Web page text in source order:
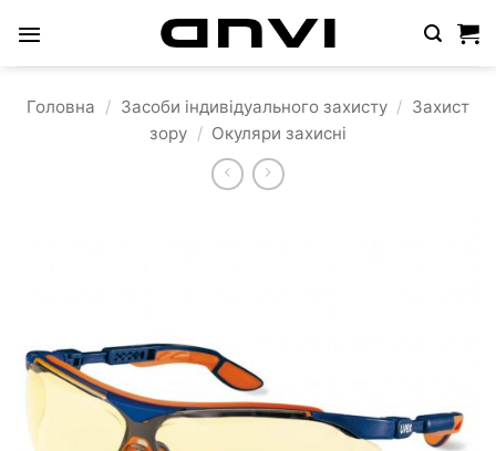
Головна / Засоби індивідуального захисту / Захист
зору / Окуляри захисні